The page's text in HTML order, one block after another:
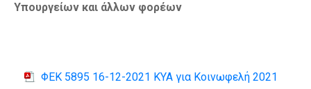
Υπουργείων και άλλων φορέων
ΦΕΚ 5895 16-12-2021 ΚΥΑ για Κοινωφελή 2021